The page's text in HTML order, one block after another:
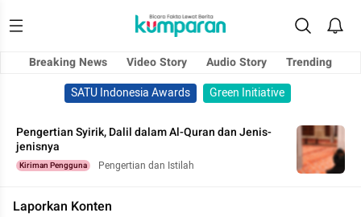
Breaking News Video Story Audio Story
Trending
SATU Indonesia Awards
Green Initiative
Pengertian Syirik, Dalil dalam Al-Quran dan Jenis-
jenisnya
Kiriman Pengguna Pengertian dan Istilah
Laporkan Konten